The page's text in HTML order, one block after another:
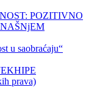
POZITIVNO
u saobraćaju“
prava)